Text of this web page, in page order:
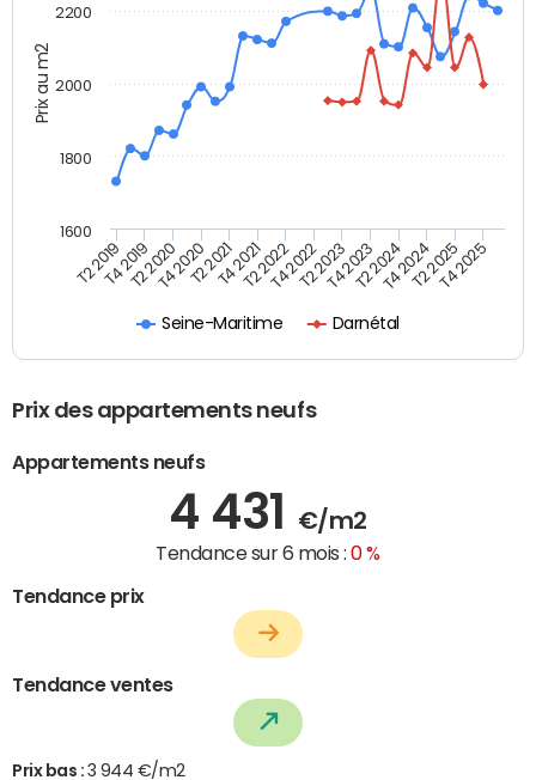
Prix au m2
Seine-Maritime Darnétal
T2 2019T4 2019T2 2020T4 2020T2 2021T4 2021T2 2022T4 2022T2 2023T4 2023T2 2024T4 2024T2 2025T4 2025
1600
1800
2000
2200
Prix des appartements neufs
Appartements neufs
4 431 €/m2
Tendance sur 6 mois :0 %
Tendance prix
Tendance ventes
Prix bas : 3 944 €/m2